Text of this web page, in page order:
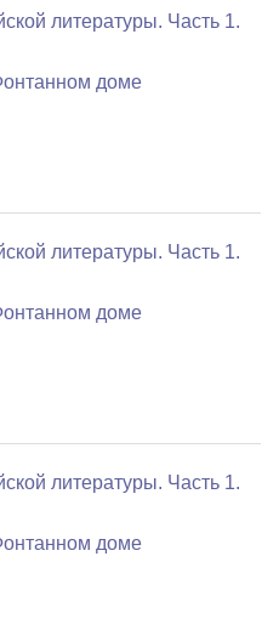
литературы. Часть 1.
доме
литературы. Часть 1.
доме
литературы. Часть 1.
доме